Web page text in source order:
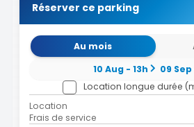
Réserver ce parking
Au mois
10 Aug - 13h
09
Location longue durée
Location
Frais de service